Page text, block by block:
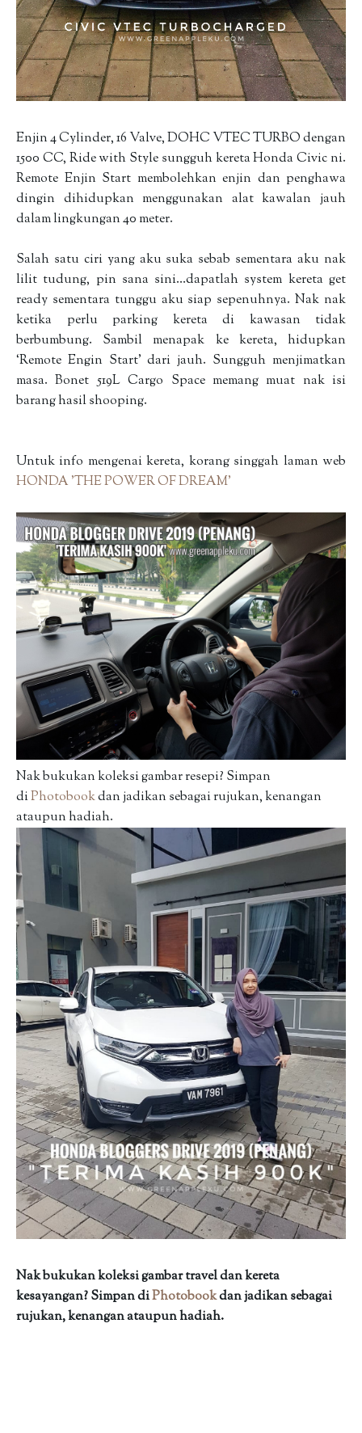
Enjin 4 Cylinder, 16 Valve, DOHC VTEC TURBO dengan
1500 CC, Ride with Style sungguh kereta Honda Civic ni.
Remote Enjin Start membolehkan enjin dan penghawa
dingin dihidupkan menggunakan alat kawalan jauh
dalam lingkungan 40 meter.
Salah satu ciri yang aku suka sebab sementara aku nak
lilit tudung, pin sana sini…dapatlah system kereta get
ready sementara tunggu aku siap sepenuhnya. Nak nak
ketika perlu parking kereta di kawasan tidak
berbumbung. Sambil menapak ke kereta, hidupkan
‘Remote Engin Start’ dari jauh. Sungguh menjimatkan
masa. Bonet 519L Cargo Space memang muat nak isi
barang hasil shooping.
Untuk info mengenai kereta, korang singgah laman web
HONDA 'THE POWER OF DREAM'
Nak bukukan koleksi gambar resepi? Simpan
diPhotobookdan jadikan sebagai rujukan, kenangan
ataupun hadiah.
Nak bukukan koleksi gambar travel dan kereta
kesayangan? Simpan diPhotobookdan jadikan sebagai
rujukan, kenangan ataupun hadiah.